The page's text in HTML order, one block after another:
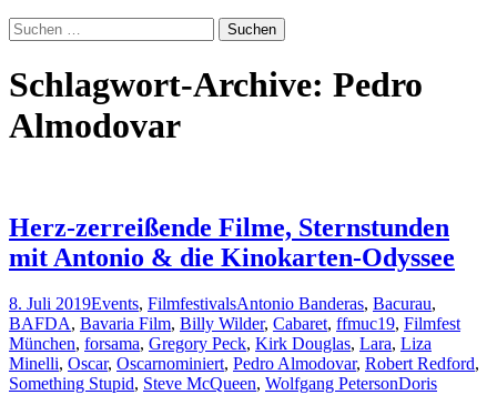
Suchen
nach:
Schlagwort-Archive: Pedro
Almodovar
Herz-zerreißende Filme, Sternstunden
mit Antonio & die Kinokarten-Odyssee
8. Juli 2019Events, FilmfestivalsAntonio Banderas, Bacurau,
BAFDA, Bavaria Film, Billy Wilder, Cabaret, ffmuc19, Filmfest
München, forsama, Gregory Peck, Kirk Douglas, Lara, Liza
Minelli, Oscar, Oscarnominiert, Pedro Almodovar, Robert Redford,
Something Stupid, Steve McQueen, Wolfgang PetersonDoris